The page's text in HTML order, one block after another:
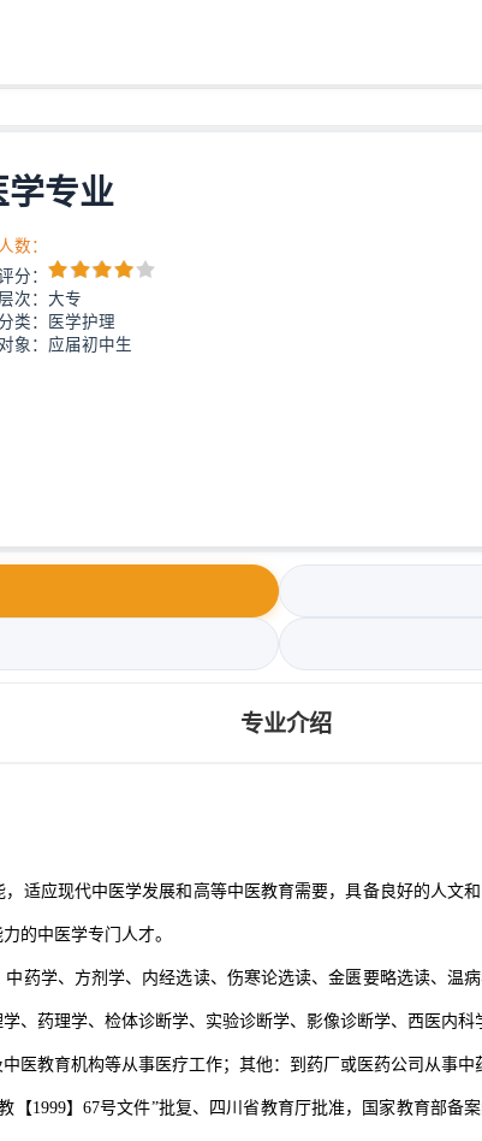
学专业
数：
分：
次：大专
类：医学护理
象：应届初中生
专业介绍
适应现代中医学发展和高等中医教育需要，具备良好的人文
的中医学专门人才。
药学、方剂学、内经选读、伤寒论选读、金匮要略选读、温
、药理学、检体诊断学、实验诊断学、影像诊断学、西医内科
医教育机构等从事医疗工作；其他：到药厂或医药公司从事中
【1999】67号文件”批复、四川省教育厅批准，国家教育部备